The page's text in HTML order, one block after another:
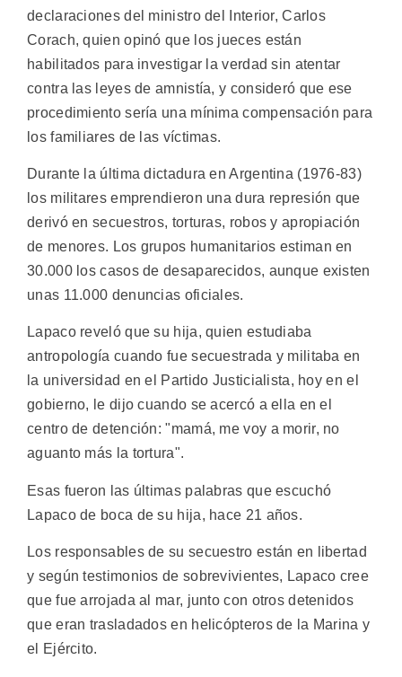
declaraciones del ministro del Interior, Carlos
Corach, quien opinó que los jueces están
habilitados para investigar la verdad sin atentar
contra las leyes de amnistía, y consideró que ese
procedimiento sería una mínima compensación para
los familiares de las víctimas.
Durante la última dictadura en Argentina (1976-83)
los militares emprendieron una dura represión que
derivó en secuestros, torturas, robos y apropiación
de menores. Los grupos humanitarios estiman en
30.000 los casos de desaparecidos, aunque existen
unas 11.000 denuncias oficiales.
Lapaco reveló que su hija, quien estudiaba
antropología cuando fue secuestrada y militaba en
la universidad en el Partido Justicialista, hoy en el
gobierno, le dijo cuando se acercó a ella en el
centro de detención: "mamá, me voy a morir, no
aguanto más la tortura".
Esas fueron las últimas palabras que escuchó
Lapaco de boca de su hija, hace 21 años.
Los responsables de su secuestro están en libertad
y según testimonios de sobrevivientes, Lapaco cree
que fue arrojada al mar, junto con otros detenidos
que eran trasladados en helicópteros de la Marina y
el Ejército.